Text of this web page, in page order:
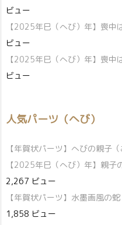
ビュー
【2025年巳（へび）年】喪中
ビュー
【2025年巳（へび）年】喪中
ビュー
人気パーツ（へび）
【年賀状パーツ】へびの親子（
【2025年巳（へび）年】親子
2,267 ビュー
【年賀状パーツ】水墨画風の
1,858 ビュー